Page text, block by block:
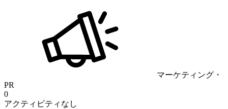
マーケティング・
PR
0
アクティビティなし